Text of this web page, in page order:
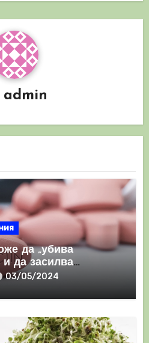
admin
да „убива
и да засилва
03/05/2024